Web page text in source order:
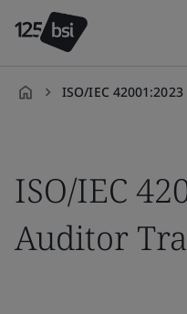
ISO/IEC
ISO/IEC
Auditor